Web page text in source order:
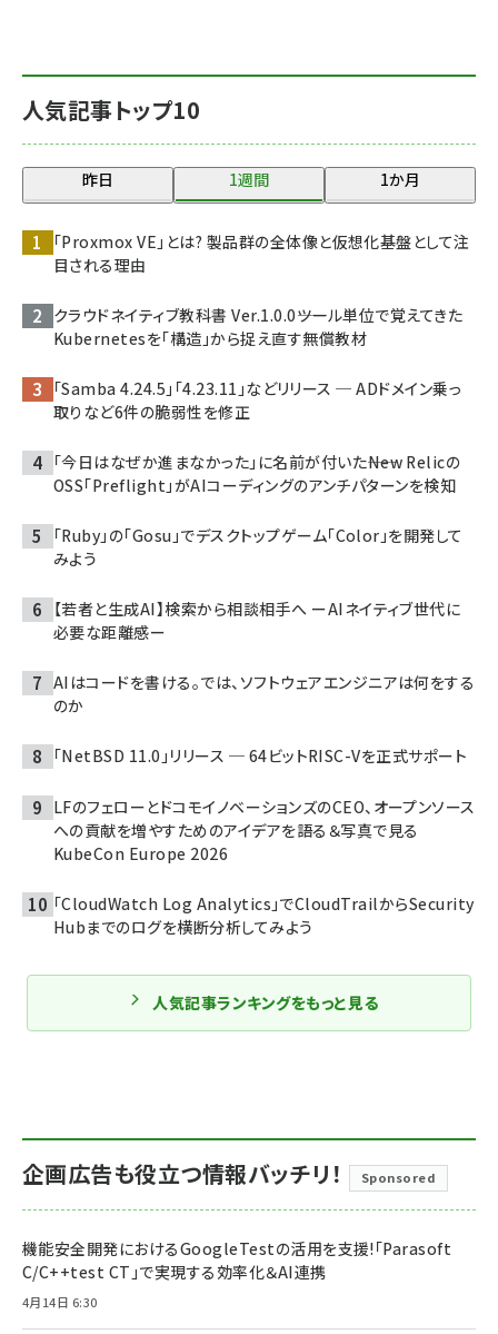
人気記事トップ10
昨日 1週間 1か月
「Proxmox VE」とは? 製品群の全体像と仮想化基盤として注
目される理由
クラウドネイティブ教科書 Ver.1.0.0――ツール単位で覚えてきた
Kubernetesを「構造」から捉え直す無償教材
「Samba 4.24.5」「4.23.11」などリリース ─ ADドメイン乗っ
取りなど6件の脆弱性を修正
「今日はなぜか進まなかった」に名前が付いた――New Relicの
OSS「Preflight」がAIコーディングのアンチパターンを検知
「Ruby」の「Gosu」でデスクトップゲーム「Color」を開発して
みよう
【若者と生成AI】検索から相談相手へ ーAIネイティブ世代に
必要な距離感ー
AIはコードを書ける。では、ソフトウェアエンジニアは何をする
のか
「NetBSD 11.0」リリース ─ 64ビットRISC-Vを正式サポート
LFのフェローとドコモイノベーションズのCEO、オープンソース
への貢献を増やすためのアイデアを語る＆写真で見る
KubeCon Europe 2026
「CloudWatch Log Analytics」でCloudTrailからSecurity
Hubまでのログを横断分析してみよう
人気記事ランキングをもっと見る
企画広告も役立つ情報バッチリ！ Sponsored
機能安全開発におけるGoogleTestの活用を支援!「Parasoft
C/C++test CT」で実現する効率化＆AI連携
4月14日 6:30